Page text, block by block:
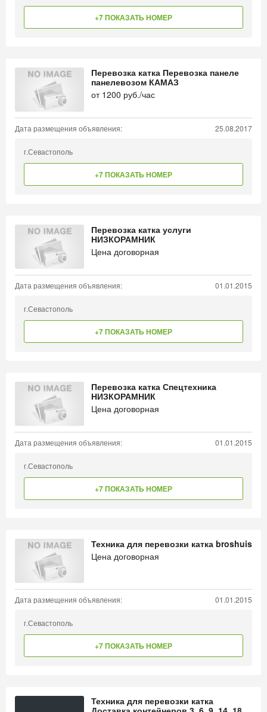
+7 ПОКАЗАТЬ НОМЕР
Перевозка катка Перевозка панеле
панелевозом КАМАЗ
от 1200 руб./час
Дата размещения объявления: 25.08.2017
г.Севастополь
+7 ПОКАЗАТЬ НОМЕР
Перевозка катка услуги
НИЗКОРАМНИК
Цена договорная
Дата размещения объявления: 01.01.2015
г.Севастополь
+7 ПОКАЗАТЬ НОМЕР
Перевозка катка Спецтехника
НИЗКОРАМНИК
Цена договорная
Дата размещения объявления: 01.01.2015
г.Севастополь
+7 ПОКАЗАТЬ НОМЕР
Техника для перевозки катка broshuis
Цена договорная
Дата размещения объявления: 01.01.2015
г.Севастополь
+7 ПОКАЗАТЬ НОМЕР
Техника для перевозки катка